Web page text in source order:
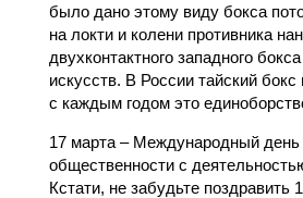
было дано этому виду бокса
на локти и колени противника
двухконтактного западного
искусств. В России тайский
с каждым годом это
17 марта – Международный день
общественности с
Кстати, не забудьте